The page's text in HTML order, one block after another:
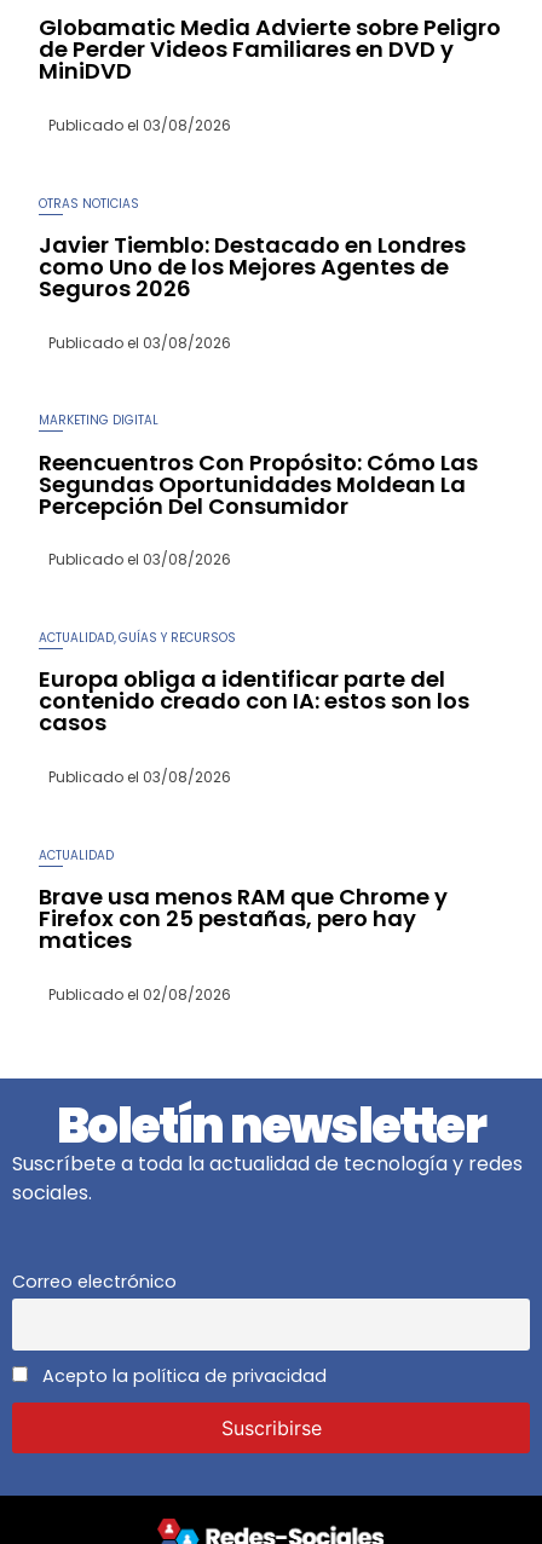
Globamatic Media Advierte sobre Peligro
de Perder Videos Familiares en DVD y
MiniDVD
Publicado el 03/08/2026
OTRAS NOTICIAS
Javier Tiemblo: Destacado en Londres
como Uno de los Mejores Agentes de
Seguros 2026
Publicado el 03/08/2026
MARKETING DIGITAL
Reencuentros Con Propósito: Cómo Las
Segundas Oportunidades Moldean La
Percepción Del Consumidor
Publicado el 03/08/2026
ACTUALIDAD ,GUÍAS Y RECURSOS
Europa obliga a identificar parte del
contenido creado con IA: estos son los
casos
Publicado el 03/08/2026
ACTUALIDAD
Brave usa menos RAM que Chrome y
Firefox con 25 pestañas, pero hay
matices
Publicado el 02/08/2026
Boletín newsletter
Suscríbete a toda la actualidad de tecnología y redes
sociales.
Correo electrónico
Acepto la política de privacidad